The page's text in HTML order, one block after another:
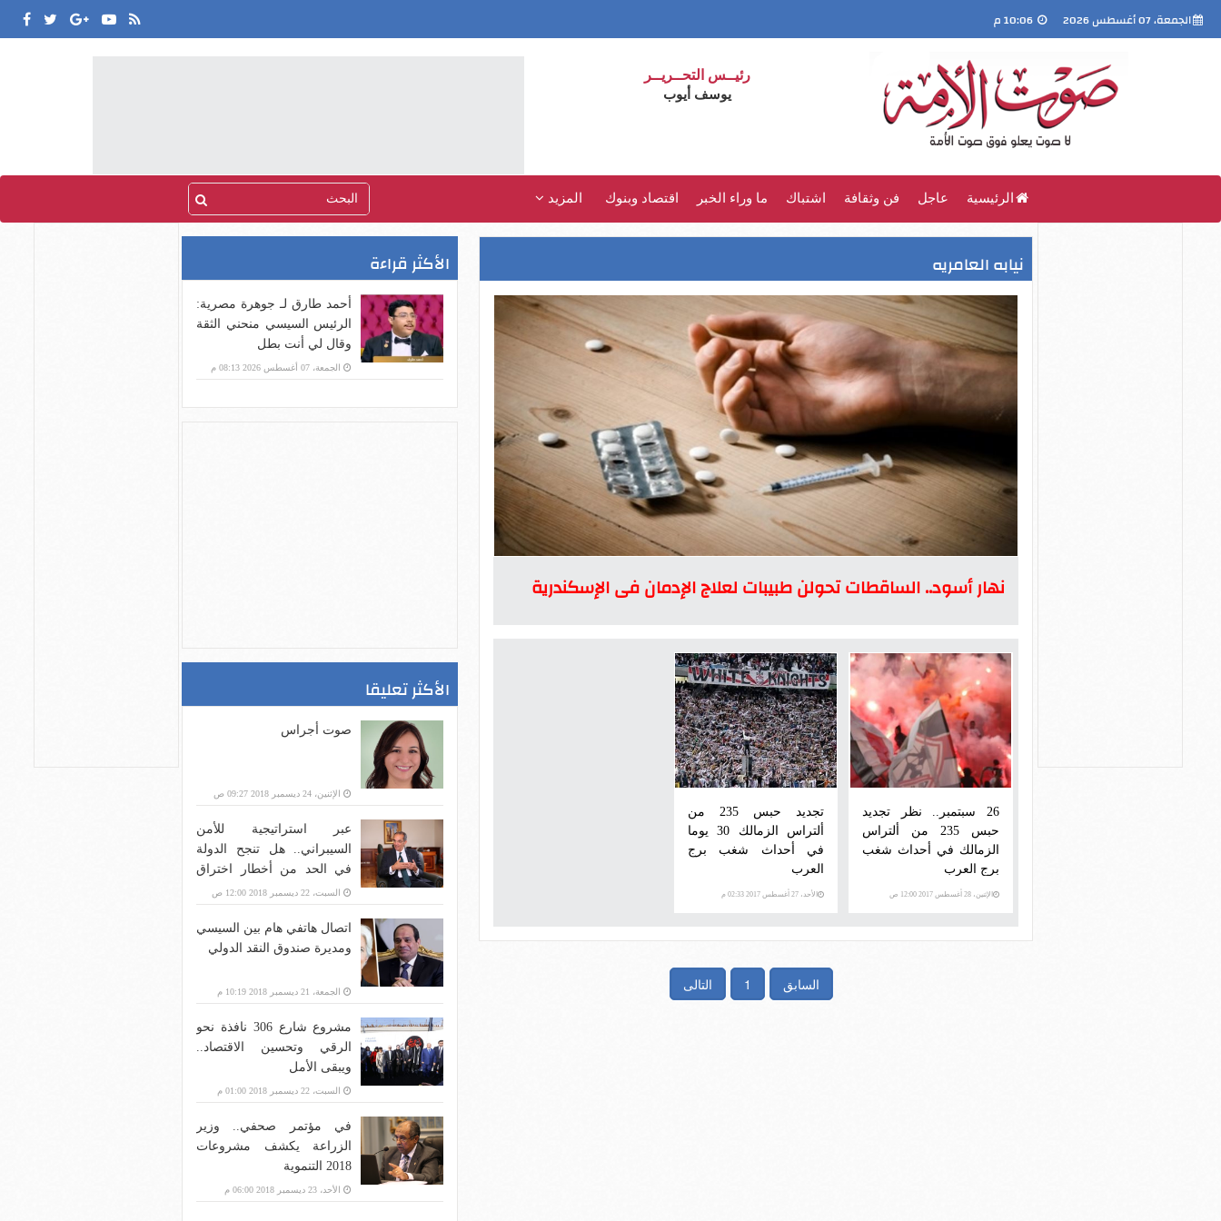
الجمعة، 07 أغسطس 2026
رئيــس التحــريــر
يوسف أيوب
الرئيسية عاجل فن وثقافة اشتباك ما وراء الخبر اقتصاد وبنوك المزيد
نيابه العامريه
نهار أسود.. الساقطات تحولن طبيبات لعلاج الإدمان فى الإسكندرية
26 سبتمبر.. نظر تجديد
حبس 235 من ألتراس
الزمالك في أحداث شغب
برج العرب
الإثنين، 28 أغسطس 2017 12:00 ص
تجديد حبس 235 من
ألتراس الزمالك 30 يوما
في أحداث شغب برج
العرب
الأحد، 27 أغسطس 2017 02:33 م
السابق 1 التالى
الأكثر قراءة
أحمد طارق لـ جوهرة مصرية:
الرئيس السيسي منحني الثقة
وقال لي أنت بطل
الجمعة، 07 أغسطس 2026 08:13 م
الأكثر تعليقا
صوت أجراس
الإثنين، 24 ديسمبر 2018 09:27 ص
عبر استراتيجية للأمن
السيبراني.. هل تنجح الدولة
في الحد من أخطار اختراق
بنية الاتصالات؟
السبت، 22 ديسمبر 2018 12:00 ص
اتصال هاتفي هام بين السيسي
ومديرة صندوق النقد الدولي
الجمعة، 21 ديسمبر 2018 10:19 م
مشروع شارع 306 نافذة نحو
الرقي وتحسين الاقتصاد..
ويبقى الأمل
السبت، 22 ديسمبر 2018 01:00 م
في مؤتمر صحفي.. وزير
الزراعة يكشف مشروعات
2018 التنموية
الأحد، 23 ديسمبر 2018 06:00 م